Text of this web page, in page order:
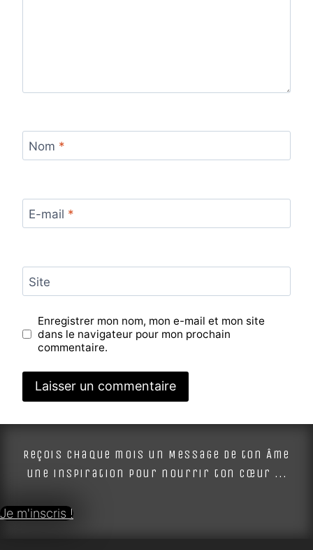
Nom *
E-mail *
Site
Enregistrer mon nom, mon e-mail et mon site
dans le navigateur pour mon prochain
commentaire.
Alternative:
Reçois chaque mois un Message de ton Âme
une inspiration pour nourrir ton cœur ...
Je m'inscris !